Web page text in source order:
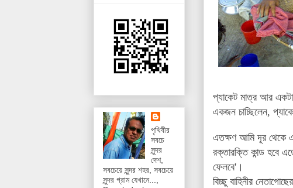
প্যাকেট মাত্র আর
একজন চাচ্ছিলেন,
এতক্ষণ আমি দূর থেকে
রক্তারক্তি কান্ড হবে
ফেলবে'।
বিচ্ছু বাহিনীর
পৃথিবীর
সবচে
সুন্দর
দেশ,
সবচেয়ে সুন্দর শহর, সবচেয়ে
সুন্দর গ্রাম যেখানে...,